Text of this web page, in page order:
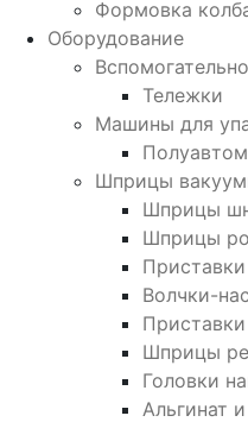
Формовка
Оборудование
Тележки
Машины для
Шприцы
Шприцы
Шприцы
Волчки-
Шприцы
Головки
Альгинат